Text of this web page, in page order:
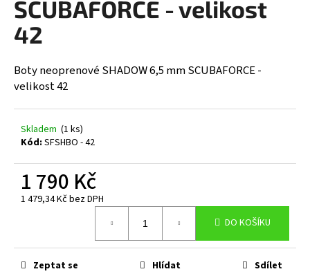
SCUBAFORCE - velikost
42
Boty neoprenové SHADOW 6,5 mm SCUBAFORCE -
velikost 42
Skladem (1 ks)
Kód: SFSHBO - 42
1 790 Kč
1 479,34 Kč bez DPH
DO KOŠÍKU
Zeptat se Hlídat Sdílet
a
j
t
?
HLEDAT
p
o